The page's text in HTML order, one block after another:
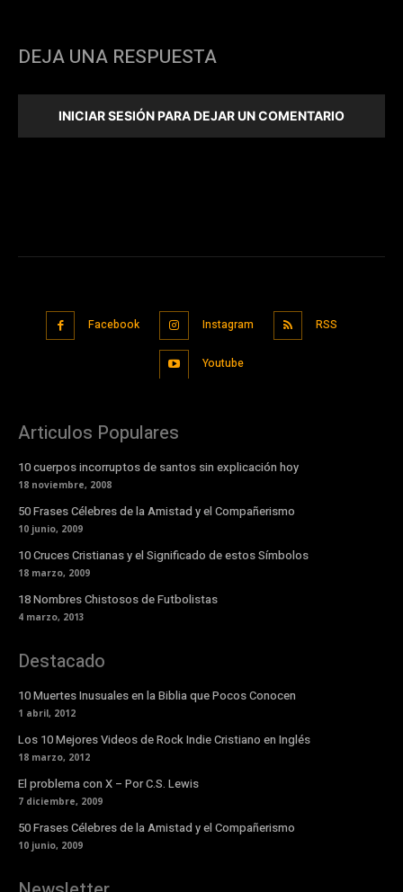
DEJA UNA RESPUESTA
INICIAR SESIÓN PARA DEJAR UN COMENTARIO
Facebook Instagram RSS
Youtube
Articulos Populares
10 cuerpos incorruptos de santos sin explicación hoy
18 noviembre, 2008
50 Frases Célebres de la Amistad y el Compañerismo
10 junio, 2009
10 Cruces Cristianas y el Significado de estos Símbolos
18 marzo, 2009
18 Nombres Chistosos de Futbolistas
4 marzo, 2013
Destacado
10 Muertes Inusuales en la Biblia que Pocos Conocen
1 abril, 2012
Los 10 Mejores Videos de Rock Indie Cristiano en Inglés
18 marzo, 2012
El problema con X – Por C.S. Lewis
7 diciembre, 2009
50 Frases Célebres de la Amistad y el Compañerismo
10 junio, 2009